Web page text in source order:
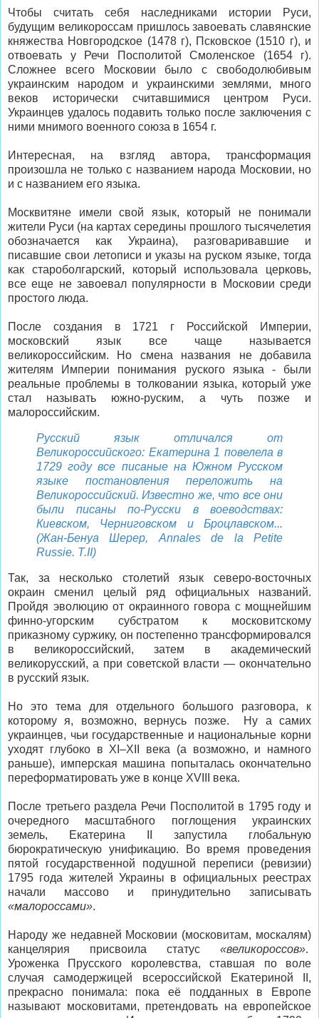
Чтобы считать себя наследниками истории Руси,
будущим великороссам пришлось завоевать славянские
княжества Новгородское (1478 г), Псковское (1510 г), и
отвоевать у Речи Посполитой Смоленское (1654 г).
Сложнее всего Московии было с свободолюбивым
украинским народом и украинскими землями, много
веков исторически считавшимися центром Руси.
Украинцев удалось подавить только после заключения с
ними мнимого военного союза в 1654 г.
Интересная, на взгляд автора, трансформация
произошла не только с названием народа Московии, но
и с названием его языка.
Москвитяне имели свой язык, который не понимали
жители Руси (на картах середины прошлого тысячелетия
обозначается как Украина), разговаривавшие и
писавшие свои летописи и указы на руском языке, тогда
как староболгарский, который использовала церковь,
все еще не завоевал популярности в Московии среди
простого люда.
После создания в 1721 г Российской Империи,
московский язык все чаще называется
великороссийским. Но смена названия не добавила
жителям Империи понимания руского языка - были
реальные проблемы в толковании языка, который уже
стал называть южно-руским, а чуть позже и
малороссийским.
Русский язык отличался от
Великороссийского: Екатерина 1 повелела в
1729 году все писаные на Южном Русском
языке постановления переложить на
Великороссийский. Известно же, что все они
были писаны по-Русски в воеводствах:
Киевском, Черниговском и Броцлавском...
(Жан-Бенуа Шерер, Annales de la Petite
Russie. T.II)
Так, за несколько столетий язык северо-восточных
окраин сменил целый ряд официальных названий.
Пройдя эволюцию от окраинного говора с мощнейшим
финно-угорским субстратом к московитскому
приказному суржику, он постепенно трансформировался
в великороссийский, затем в академический
великорусский, а при советской власти — окончательно
в русский язык.
Но это тема для отдельного большого разговора, к
которому я, возможно, вернусь позже. Ну а самих
украинцев, чьи государственные и национальные корни
уходят глубоко в XI–XII века (а возможно, и намного
раньше), имперская машина попыталась окончательно
переформатировать уже в конце XVIII века.
После третьего раздела Речи Посполитой в 1795 году и
очередного масштабного поглощения украинских
земель, Екатерина II запустила глобальную
бюрократическую унификацию. Во время проведения
пятой государственной подушной переписи (ревизии)
1795 года жителей Украины в официальных реестрах
начали массово и принудительно записывать
«малороссами».
Народу же недавней Московии (московитам, москалям)
канцелярия присвоила статус «великороссов».
Уроженка Прусского королевства, ставшая по воле
случая самодержицей всероссийской Екатериной II,
прекрасно понимала: пока её подданных в Европе
называют московитами, претендовать на европейское